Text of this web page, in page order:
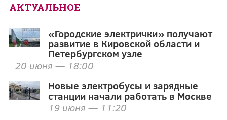
АКТУАЛЬНОЕ
«Городские электрички» получают
развитие в Кировской области и
Петербургском узле
20 июня — 18:00
Новые электробусы и зарядные
станции начали работать в Москве
19 июня — 11:20